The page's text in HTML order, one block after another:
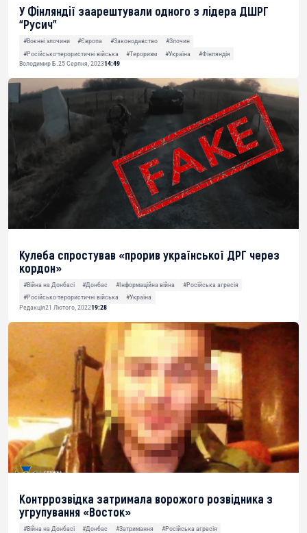
У Фінляндії заарештували одного з лідера ДШРГ
“Русич”
#Воєнні злочини #Європа #Законодавство
#Злочин
#Російсько-терористичні війська
#Тероризм #Україна
#Фінляндія
Володимир Б. 25 Серпня, 202314:49
Кулеба спростував «прорив української ДРГ через
кордон»
#Війна на Донбасі #Донбас #Інформаційна війна
#Російська агресія
#Російсько-терористичні війська
#Україна
Редакція21 Лютого, 202219:28
Контррозвідка затримала ворожого розвідника з
угрупування «Восток»
#Війна на Донбасі #Донбас #Затримання
#Російська агресія